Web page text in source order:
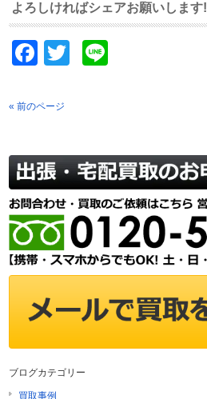
よろしければシェアお願いします!
Facebook
Twitter
« 前のページ
ブログカテゴリー
買取事例